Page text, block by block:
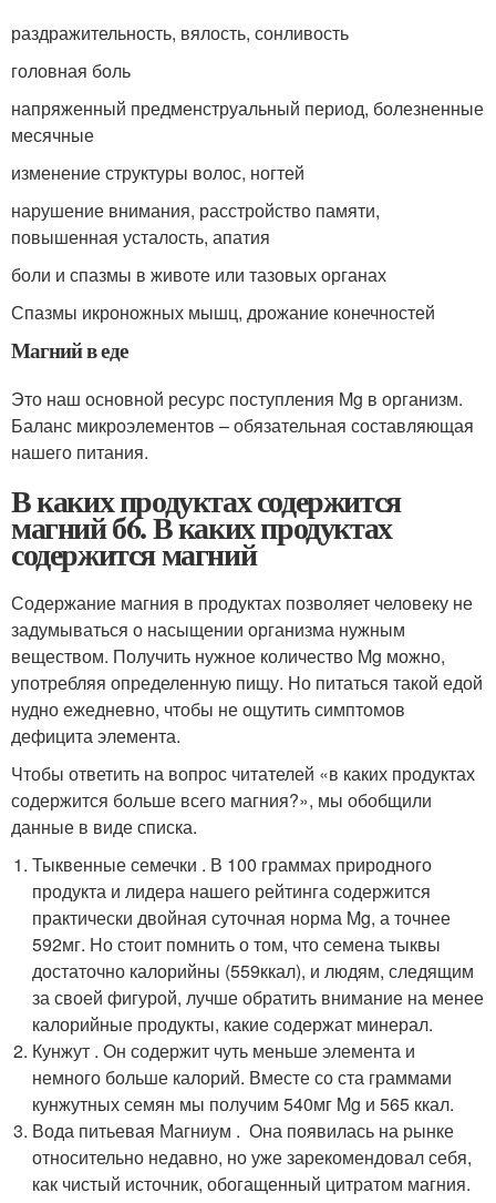
раздражительность, вялость, сонливость
головная боль
напряженный предменструальный период, болезненные
месячные
изменение структуры волос, ногтей
нарушение внимания, расстройство памяти,
повышенная усталость, апатия
боли и спазмы в животе или тазовых органах
Спазмы икроножных мышц, дрожание конечностей
Магний в еде
Это наш основной ресурс поступления Mg в организм.
Баланс микроэлементов – обязательная составляющая
нашего питания.
В каких продуктах содержится
магний б6. В каких продуктах
содержится магний
Содержание магния в продуктах позволяет человеку не
задумываться о насыщении организма нужным
веществом. Получить нужное количество Mg можно,
употребляя определенную пищу. Но питаться такой едой
нудно ежедневно, чтобы не ощутить симптомов
дефицита элемента.
Чтобы ответить на вопрос читателей «в каких продуктах
содержится больше всего магния?», мы обобщили
данные в виде списка.
Тыквенные семечки . В 100 граммах природного
продукта и лидера нашего рейтинга содержится
практически двойная суточная норма Mg, а точнее
592мг. Но стоит помнить о том, что семена тыквы
достаточно калорийны (559ккал), и людям, следящим
за своей фигурой, лучше обратить внимание на менее
калорийные продукты, какие содержат минерал.
Кунжут . Он содержит чуть меньше элемента и
немного больше калорий. Вместе со ста граммами
кунжутных семян мы получим 540мг Mg и 565 ккал.
Вода питьевая Магниум . Она появилась на рынке
относительно недавно, но уже зарекомендовал себя,
как чистый источник, обогащенный цитратом магния.